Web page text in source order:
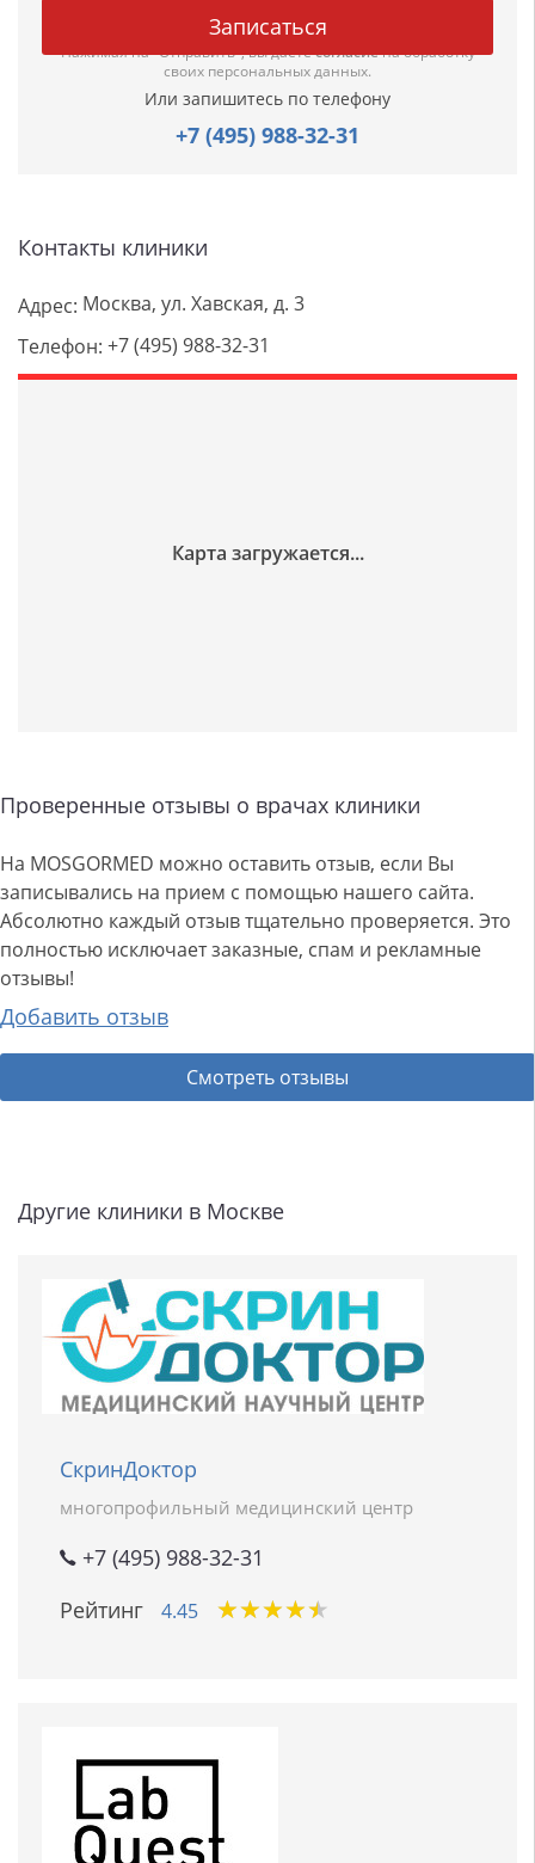
Нажимая на "Отправить", вы даетесогласиена обработку
своих персональных данных.
Или запишитесь по телефону
+7 (495) 988-32-31
Контакты клиники
Адрес: Москва, ул. Хавская, д. 3
Телефон: +7 (495) 988-32-31
Проверенные отзывы о врачах клиники
На MOSGORMED можно оставить отзыв, если Вы
записывались на прием с помощью нашего сайта.
Абсолютно каждый отзыв тщательно проверяется. Это
полностью исключает заказные, спам и рекламные
отзывы!
Добавить отзыв
Смотреть отзывы
Другие клиники в Москве
СкринДоктор
многопрофильный медицинский центр
+7 (495) 988-32-31
Рейтинг
4.45 ★★★★★
★★★★★